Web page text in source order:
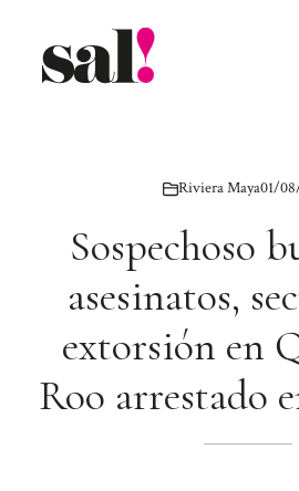
contenido
Riviera Maya01/
Sospechoso
asesinatos,
extorsión en
Roo arrestado